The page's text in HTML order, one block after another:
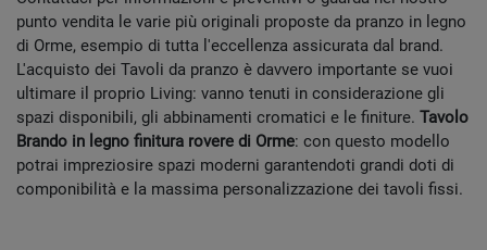
punto vendita le varie più originali proposte da pranzo in legno
di Orme, esempio di tutta l'eccellenza assicurata dal brand.
L'acquisto dei Tavoli da pranzo è davvero importante se vuoi
ultimare il proprio Living: vanno tenuti in considerazione gli
spazi disponibili, gli abbinamenti cromatici e le finiture. Tavolo
Brando in legno finitura rovere di Orme: con questo modello
potrai impreziosire spazi moderni garantendoti grandi doti di
componibilità e la massima personalizzazione dei tavoli fissi.